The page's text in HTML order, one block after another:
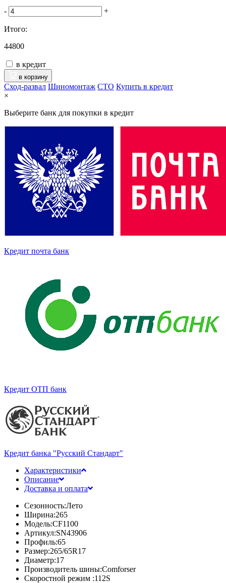
- +
Итого:
44800
в кредит
в корзину
Сход-развал Шиномонтаж CTO Купить в кредит
×
Выберите банк для покупки в кредит
Кредит почта банк
Кредит ОТП банк
Кредит банка "Русский Стандарт"
Характеристики
Описание
Доставка и оплата
Сезонность:Лето
Ширина:265
Модель:CF1100
Артикул:SN43906
Профиль:65
Размер:265/65R17
Диаметр:17
Производитель шины:Comforser
Скоростной режим :112S